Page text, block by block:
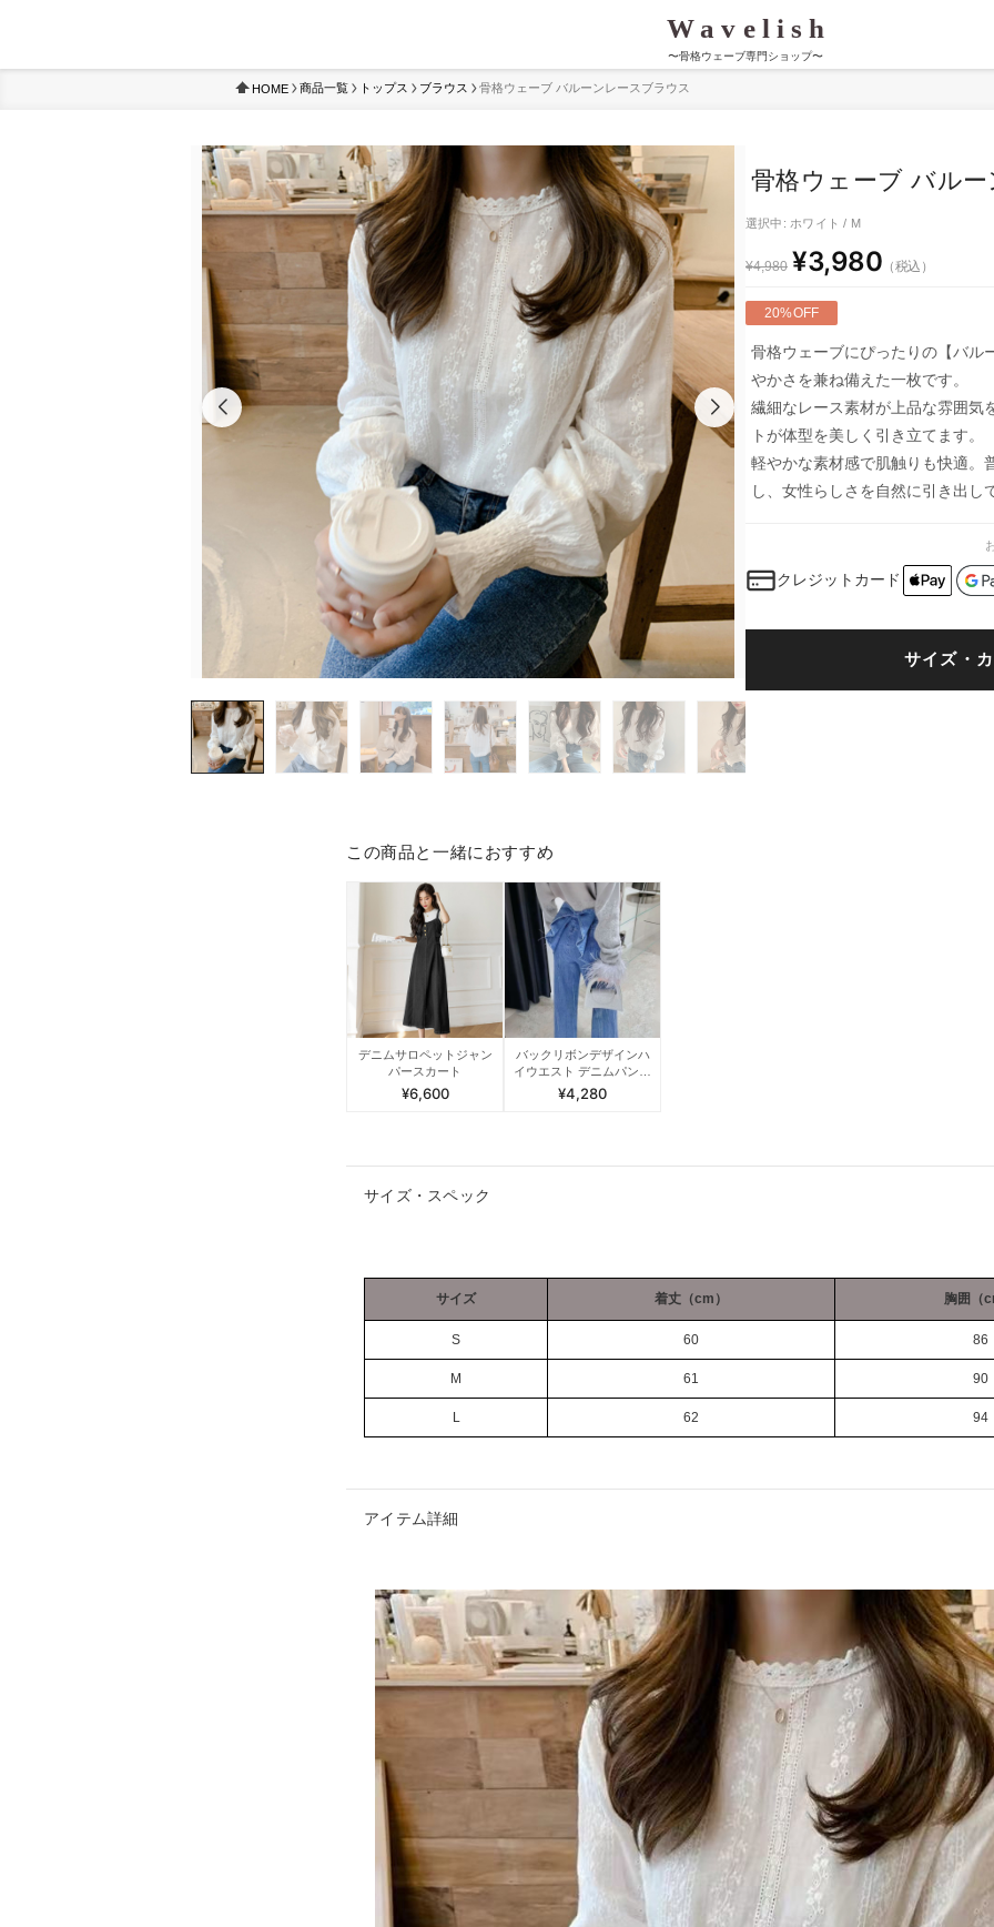
〜骨格ウェーブ専門ショップ〜
HOME 商品一覧 トップス ブラウス 骨格ウェーブ バルーンレースブラウス
骨格ウェーブ バル
選択中: ホワイト / M
¥4,980 ¥3,980 （税込）
20%OFF
骨格ウェーブにぴったりの【バル
やかさを兼ね備えた一枚です。
繊細なレース素材が上品な雰囲気
トが体型を美しく引き立てます。
軽やかな素材感で肌触りも快適。
し、女性らしさを自然に引き出し
クレジットカード
サイズ・
この商品と一緒におすすめ
デニムサロペットジャン
パースカート
¥6,600
バックリボンデザインハ
イウエスト デニムパンツ
脚長効果
¥4,280
サイズ・スペック
サイズ 着丈（cm） 胸囲（
S 60 86
M 61 90
L 62 94
アイテム詳細